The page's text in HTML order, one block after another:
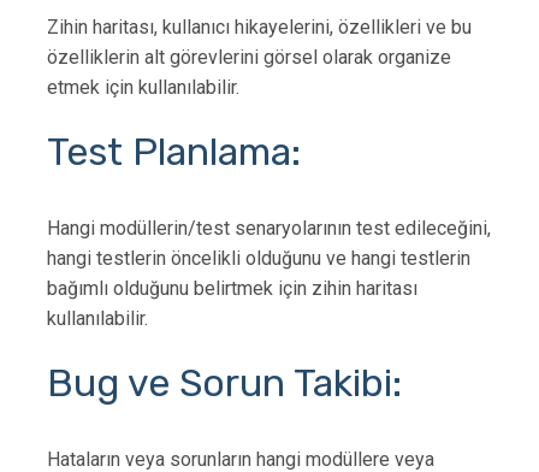
Zihin haritası, kullanıcı hikayelerini, özellikleri ve bu
özelliklerin alt görevlerini görsel olarak organize
etmek için kullanılabilir.
Test Planlama:
Hangi modüllerin/test senaryolarının test edileceğini,
hangi testlerin öncelikli olduğunu ve hangi testlerin
bağımlı olduğunu belirtmek için zihin haritası
kullanılabilir.
Bug ve Sorun Takibi:
Hataların veya sorunların hangi modüllere veya